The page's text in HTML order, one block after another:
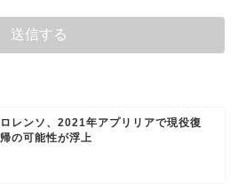
ロレンソ、2021年アプリリアで現役復
帰の可能性が浮上